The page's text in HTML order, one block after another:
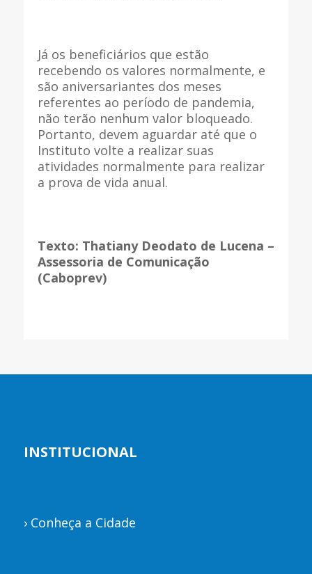
Já os beneficiários que estão
recebendo os valores normalmente, e
são aniversariantes dos meses
referentes ao período de pandemia,
não terão nenhum valor bloqueado.
Portanto, devem aguardar até que o
Instituto volte a realizar suas
atividades normalmente para realizar
a prova de vida anual.
Texto: Thatiany Deodato de Lucena –
Assessoria de Comunicação
(Caboprev)
INSTITUCIONAL
› Conheça a Cidade